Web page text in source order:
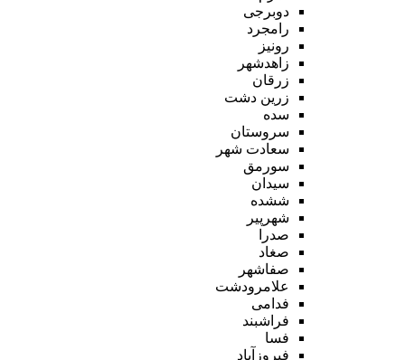
دوبرجی
رامجرد
رونیز
زاهدشهر
زرقان
زرین دشت
سده
سروستان
سعادت شهر
سورمق
سیدان
ششده
شهرپیر
صدرا
صغاد
صفاشهر
علامرودشت
فدامی
فراشبند
فسا
فیروزآباد